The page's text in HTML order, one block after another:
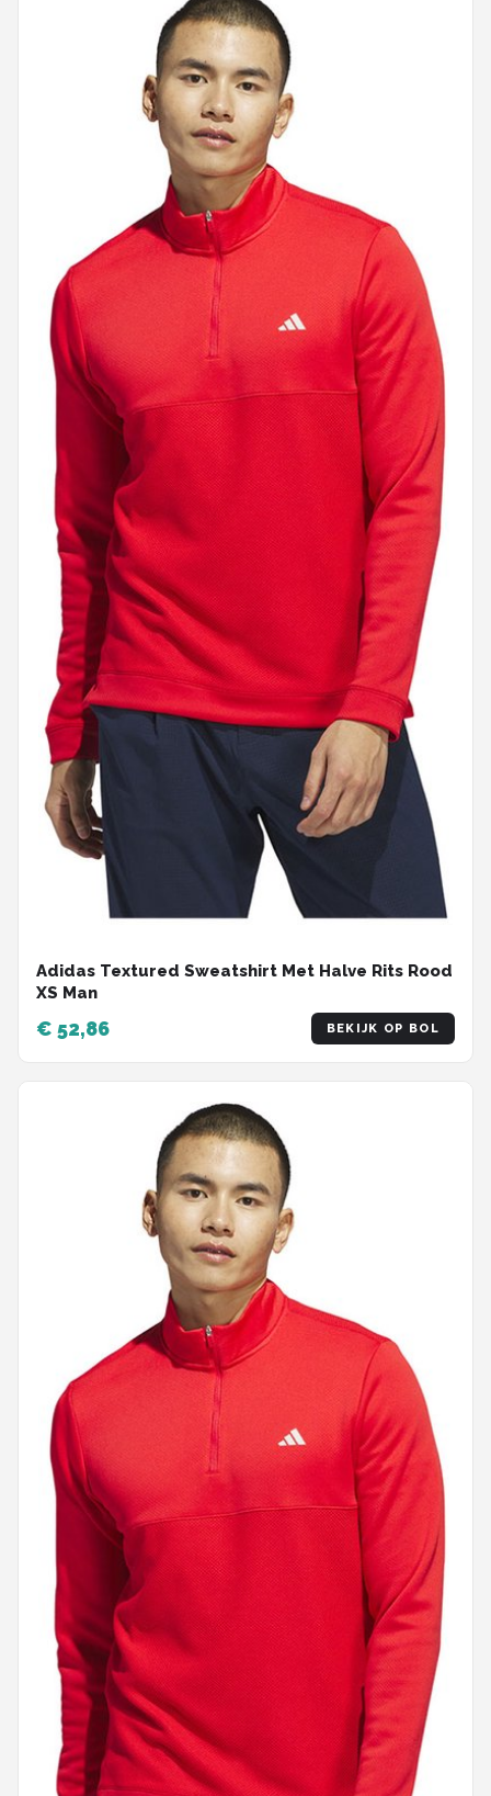
Adidas Textured Sweatshirt Met Halve Rits Rood
XS Man
€ 52,86 BEKIJK OP BOL